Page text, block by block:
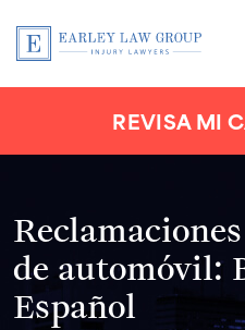
REVISA MI
de automóvil:
Español